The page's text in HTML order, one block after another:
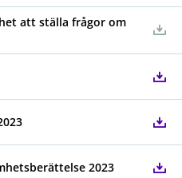
att ställa frågor om
2023